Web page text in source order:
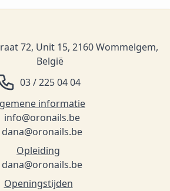
72, Unit 15, 2160 Wommelgem,
België
03 / 225 04 04
informatie
info@oronails.be
dana@oronails.be
Opleiding
dana@oronails.be
Openingstijden